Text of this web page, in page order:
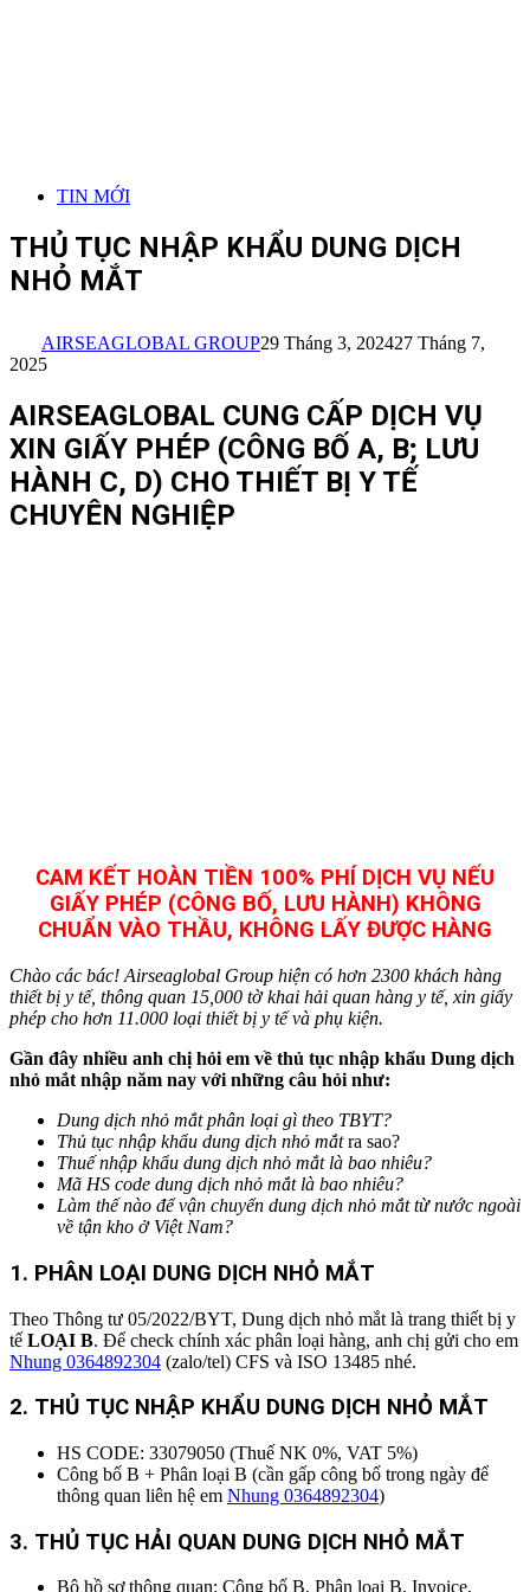
TIN MỚI
THỦ TỤC NHẬP KHẨU DUNG DỊCH
NHỎ MẮT
AIRSEAGLOBAL GROUP29 Tháng 3, 202427 Tháng 7,
2025
AIRSEAGLOBAL CUNG CẤP DỊCH VỤ
XIN GIẤY PHÉP (CÔNG BỐ A, B; LƯU
HÀNH C, D) CHO THIẾT BỊ Y TẾ
CHUYÊN NGHIỆP
CAM KẾT HOÀN TIỀN 100% PHÍ DỊCH VỤ NẾU
GIẤY PHÉP (CÔNG BỐ, LƯU HÀNH) KHÔNG
CHUẨN VÀO THẦU, KHÔNG LẤY ĐƯỢC HÀNG
Chào các bác! Airseaglobal Group hiện có hơn 2300 khách hàng
thiết bị y tế, thông quan 15,000 tờ khai hải quan hàng y tế, xin giấy
phép cho hơn 11.000 loại thiết bị y tế và phụ kiện.
Gần đây nhiều anh chị hỏi em về thủ tục nhập khẩu Dung dịch
nhỏ mắt nhập năm nay với những câu hỏi như:
Dung dịch nhỏ mắt phân loại gì theo TBYT?
Thủ tục nhập khẩu dung dịch nhỏ mắtra sao?
Thuế nhập khẩu dung dịch nhỏ mắt là bao nhiêu?
Mã HS code dung dịch nhỏ mắt là bao nhiêu?
Làm thế nào để vận chuyển dung dịch nhỏ mắttừ nước ngoài
về tận kho ở Việt Nam?
1. PHÂN LOẠI DUNG DỊCH NHỎ MẮT
Theo Thông tư 05/2022/BYT, Dung dịch nhỏ mắt là trang thiết bị y
tế LOẠI B. Để check chính xác phân loại hàng, anh chị gửi cho em
Nhung 0364892304 (zalo/tel) CFS và ISO 13485 nhé.
2. THỦ TỤC NHẬP KHẨU DUNG DỊCH NHỎ MẮT
HS CODE: 33079050 (Thuế NK 0%, VAT 5%)
Công bố B + Phân loại B (cần gấp công bố trong ngày để
thông quan liên hệ em Nhung 0364892304)
3. THỦ TỤC HẢI QUAN DUNG DỊCH NHỎ MẮT
Bộ hồ sơ thông quan: Công bố B, Phân loại B, Invoice,